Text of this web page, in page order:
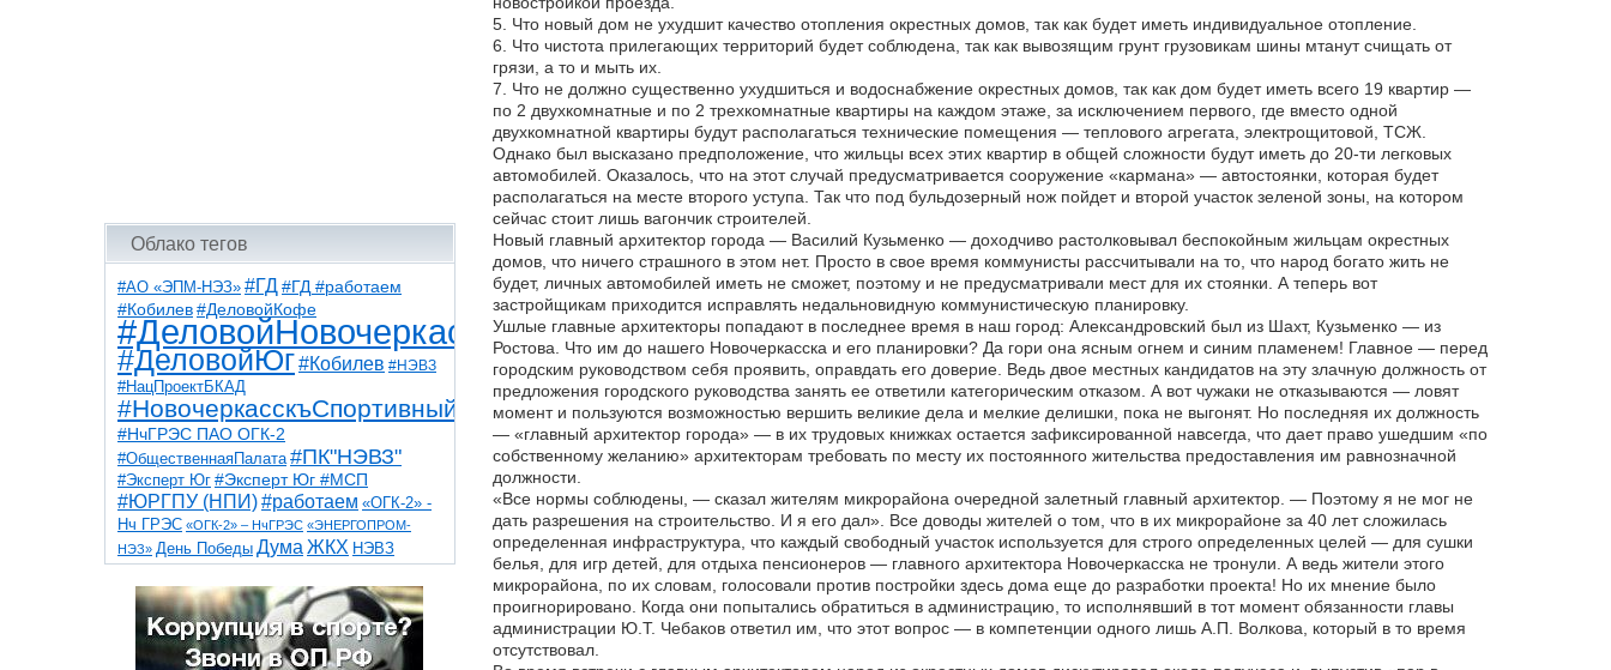
Облако тегов
#АО «ЭПМ-НЭЗ» #ГД #ГД #работаем
#Кобилев #ДеловойКофе
#ДеловойНовочеркасск
#ДеловойЮг#Кобилев #НЭВЗ
#НацПроектБКАД
#НовочеркасскъСпортивный
#НчГРЭС ПАО ОГК-2
#ОбщественнаяПалата #ПК"НЭВЗ"
#Эксперт Юг #Эксперт Юг #МСП
#ЮРГПУ (НПИ)#работаем «ОГК-2» -
Нч ГРЭС «ОГК-2» – НчГРЭС «ЭНЕРГОПРОМ-
НЭЗ» День Победы Дума ЖКХ НЭВЗ
НчГРЭС ТНТ
благоустройствоветераны выборы
детидороги казаки коррупция космос
общественная палата парк пожар роща
спорт театр транспорт художники
5. Что новый дом не ухудшит качество отопления окрестных домов, так как будет иметь индивидуальное отопление.
6. Что чистота прилегающих территорий будет соблюдена, так как вывозящим грунт грузовикам шины мтанут счищать от
грязи, а то и мыть их.
7. Что не должно существенно ухудшиться и водоснабжение окрестных домов, так как дом будет иметь всего 19 квартир —
по 2 двухкомнатные и по 2 трехкомнатные квартиры на каждом этаже, за исключением первого, где вместо одной
двухкомнатной квартиры будут располагаться технические помещения — теплового агрегата, электрощитовой, ТСЖ.
Однако был высказано предположение, что жильцы всех этих квартир в общей сложности будут иметь до 20-ти легковых
автомобилей. Оказалось, что на этот случай предусматривается сооружение «кармана» — автостоянки, которая будет
располагаться на месте второго уступа. Так что под бульдозерный нож пойдет и второй участок зеленой зоны, на котором
сейчас стоит лишь вагончик строителей.
Новый главный архитектор города — Василий Кузьменко — доходчиво растолковывал беспокойным жильцам окрестных
домов, что ничего страшного в этом нет. Просто в свое время коммунисты рассчитывали на то, что народ богато жить не
будет, личных автомобилей иметь не сможет, поэтому и не предусматривали мест для их стоянки. А теперь вот
застройщикам приходится исправлять недальновидную коммунистическую планировку.
Ушлые главные архитекторы попадают в последнее время в наш город: Александровский был из Шахт, Кузьменко — из
Ростова. Что им до нашего Новочеркасска и его планировки? Да гори она ясным огнем и синим пламенем! Главное — перед
городским руководством себя проявить, оправдать его доверие. Ведь двое местных кандидатов на эту злачную должность от
предложения городского руководства занять ее ответили категорическим отказом. А вот чужаки не отказываются — ловят
момент и пользуются возможностью вершить великие дела и мелкие делишки, пока не выгонят. Но последняя их должность
— «главный архитектор города» — в их трудовых книжках остается зафиксированной навсегда, что дает право ушедшим «по
собственному желанию» архитекторам требовать по месту их постоянного жительства предоставления им равнозначной
должности.
«Все нормы соблюдены, — сказал жителям микрорайона очередной залетный главный архитектор. — Поэтому я не мог не
дать разрешения на строительство. И я его дал». Все доводы жителей о том, что в их микрорайоне за 40 лет сложилась
определенная инфраструктура, что каждый свободный участок используется для строго определенных целей — для сушки
белья, для игр детей, для отдыха пенсионеров — главного архитектора Новочеркасска не тронули. А ведь жители этого
микрорайона, по их словам, голосовали против постройки здесь дома еще до разработки проекта! Но их мнение было
проигнорировано. Когда они попытались обратиться в администрацию, то исполнявший в тот момент обязанности главы
администрации Ю.Т. Чебаков ответил им, что этот вопрос — в компетенции одного лишь А.П. Волкова, который в то время
отсутствовал.